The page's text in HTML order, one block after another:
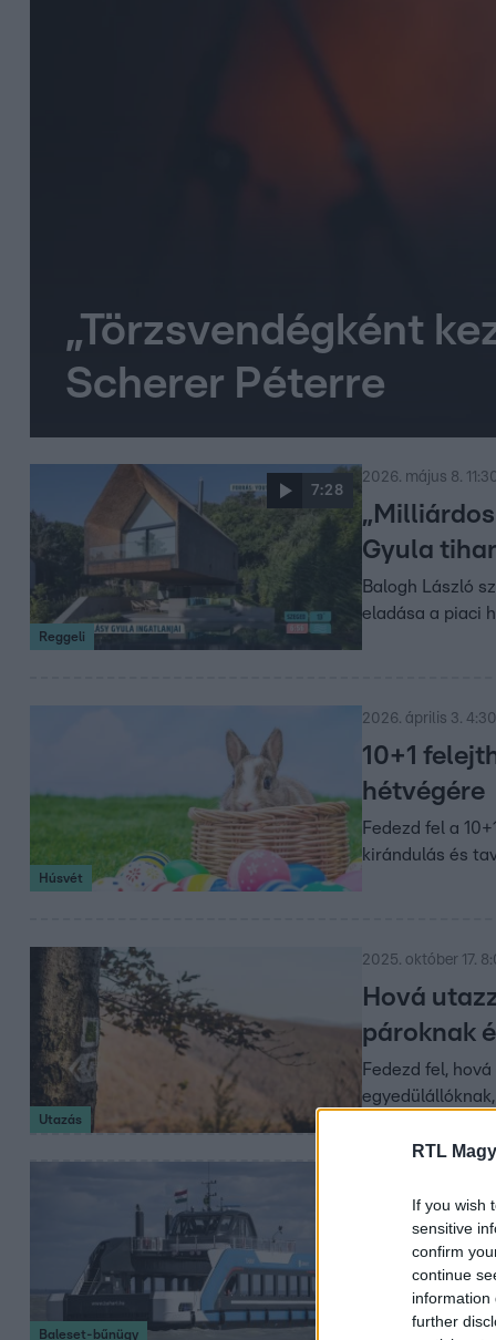
RTL
If you wish
sensitive
confirm
continue
information
further
„Törzsvendégként
Scherer Péterre
7:28
Reggeli
2026. május 8.
Gyula
Balogh László
eladása a piaci
Húsvét
2026. április 3. 4:30
10+1
hétvégére
Fedezd fel a
kirándulás és
Utazás
2025. október 17.
Hová
pároknak
Fedezd fel,
Baleset-bűnügy
Összetört
az új
Akkor történt a